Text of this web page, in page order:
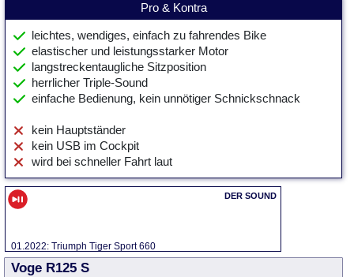
Pro & Kontra
leichtes, wendiges, einfach zu fahrendes Bike
elastischer und leistungsstarker Motor
langstreckentaugliche Sitzposition
herrlicher Triple-Sound
einfache Bedienung, kein unnötiger Schnickschnack
kein Hauptständer
kein USB im Cockpit
wird bei schneller Fahrt laut
01.2022: Triumph Tiger Sport 660
Voge R125 S